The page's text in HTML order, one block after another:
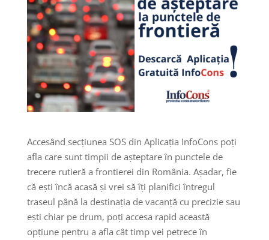
Accesând secțiunea SOS din Aplicația InfoCons poți
afla care sunt timpii de așteptare în punctele de
trecere rutieră a frontierei din România. Așadar, fie
că ești încă acasă și vrei să îți planifici întregul
traseul până la destinația de vacanță cu precizie sau
ești chiar pe drum, poți accesa rapid această
opțiune pentru a afla cât timp vei petrece în